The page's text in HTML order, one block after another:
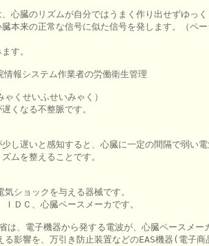
のリズムが自分ではうまく作り出せずゆっく
本来の正常な信号に似た信号を発します。（ペ
す。
報システム作業者の労働衛生管理
ゃくせいふせいみゃく）
なる不整脈です。
いと感知すると、心臓に一定の間隔で弱い電
ムを整えることです。
ショックを与える器械です。
ＤＣ、心臓ペースメーカです。
は、電子機器から発する電波が、心臓ペースメー
る影響を、万引き防止装置などのEAS機器(電子商